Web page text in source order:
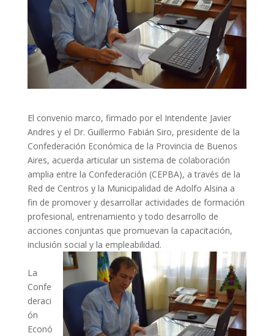
El convenio marco, firmado por el Intendente Javier
Andres y el Dr. Guillermo Fabián Siro, presidente de la
Confederación Económica de la Provincia de Buenos
Aires, acuerda articular un sistema de colaboración
amplia entre la Confederación (CEPBA), a través de la
Red de Centros y la Municipalidad de Adolfo Alsina a
fin de promover y desarrollar actividades de formación
profesional, entrenamiento y todo desarrollo de
acciones conjuntas que promuevan la capacitación,
inclusión social y la empleabilidad.
La
Confe
deraci
ón
Econó